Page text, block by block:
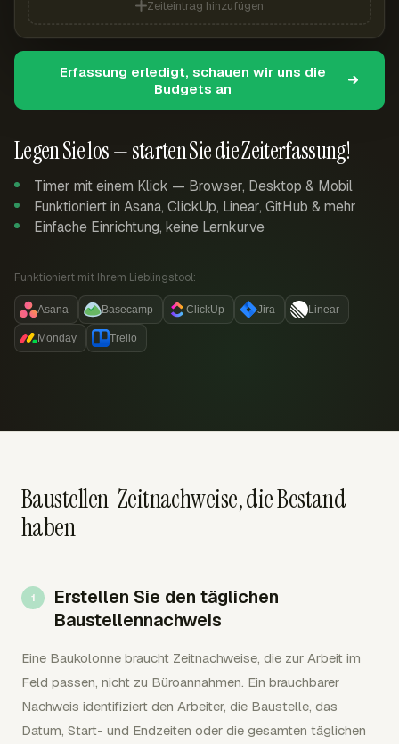
Legen Sie los — starten Sie die Zeiterfassung!
Timer mit einem Klick — Browser, Desktop & Mobil
Funktioniert in Asana, ClickUp, Linear, GitHub & mehr
Einfache Einrichtung, keine Lernkurve
Funktioniert mit Ihrem Lieblingstool:
Asana Basecamp ClickUp Jira Linear
Monday Trello
Zeiteintrag hinzufügen
Erfassung erledigt, schauen wir uns die
Budgets an
Baustellen-Zeitnachweise, die Bestand
haben
Erstellen Sie den täglichen
Baustellennachweis
Eine Baukolonne braucht Zeitnachweise, die zur Arbeit im
Feld passen, nicht zu Büroannahmen. Ein brauchbarer
Nachweis identifiziert den Arbeiter, die Baustelle, das
Datum, Start- und Endzeiten oder die gesamten täglichen